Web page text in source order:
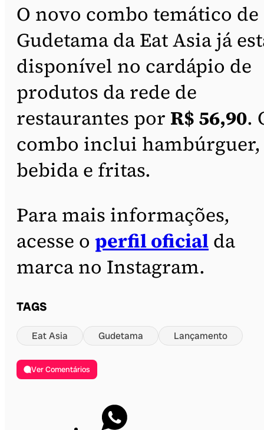
O novo combo temático de
Gudetama da Eat Asia já
disponível no cardápio de
produtos da rede de
restaurantes por R$ 56,90.
combo inclui hambúrguer,
bebida e fritas.
Para mais informações,
acesse o perfil oficial da
marca no Instagram.
TAGS
Eat Asia Gudetama Lançamento
Ver Comentários